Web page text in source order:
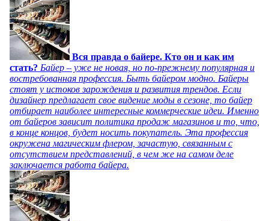
Вся правда о байере. Кто он и как им
стать? Байер – уже не новая, но по-прежнему популярная и
востребованная профессия. Быть байером модно. Байеры
стоят у истоков зарождения и развития трендов. Если
дизайнер предлагает свое видение моды в сезоне, то байер
отбирает наиболее интересные коммерческие идеи. Именно
от байеров зависит политика продаж магазинов и то, что,
в конце концов, будет носить покупатель. Эта профессия
окружена магическим флером, зачастую, связанным с
отсутствием представлений, в чем же на самом деле
заключается работа байера.